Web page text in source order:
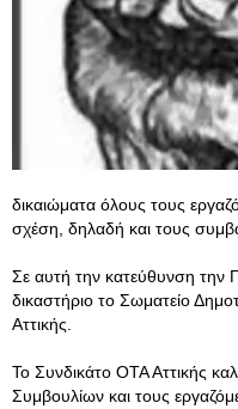
δικαιώματα όλους τους
σχέση, δηλαδή και τους
Σε αυτή την κατεύθυνση την
δικαστήριο το Σωματείο
Αττικής.
Το Συνδικάτο ΟΤΑ Αττικής
Συμβουλίων και τους